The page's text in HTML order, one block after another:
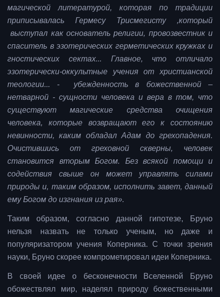
магической литературой, которая по традиции
приписывалась Гермесу Трисмегисту ,который
выступал как основатель религии, провозвестник и
спаситель в эзотерических герметических кружках и
гностических сектах... Главное, что отличало
эзотерически-оккультные учения от христианской
теологии... - убежденность в божественной –
нетварной - сущности человека и вера в том, что
существуют магические средства очищения
человека, которые возвращают его к состоянию
невинности, каким обладал Адам до грехопадения.
Очистившись от греховной скверны, человек
становится вторым Богом. Без всякой помощи и
содействия свыше он может управлять силами
природы и, таким образом, исполнить завет, данный
ему Богом до изгнания из рая».
Таким образом, согласно данной гипотезе, Бруно
нельзя назвать не только ученым, но даже и
популяризатором учения Коперника. С точки зрения
науки, Бруно скорее компрометировал идеи Коперника.
В своей идее о бесконечности Вселенной Бруно
обожествлял мир, наделял природу божественными